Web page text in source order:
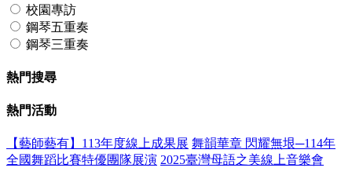
校園專訪
鋼琴五重奏
鋼琴三重奏
熱門搜尋
熱門活動
【藝師藝有】113年度線上成果展 舞韻華章 閃耀無垠─114年
全國舞蹈比賽特優團隊展演 2025臺灣母語之美線上音樂會